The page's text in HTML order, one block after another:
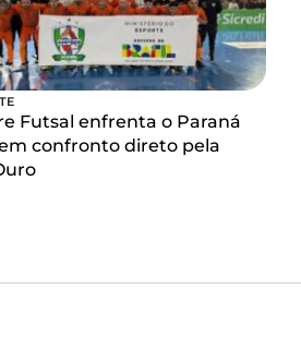
Futsal enfrenta o Paraná
confronto direto pela